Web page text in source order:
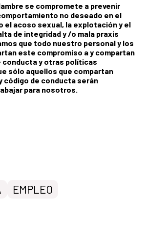
se compromete a prevenir
no deseado en el
el acoso sexual, la explotación y el
de integridad y /o mala praxis
que todo nuestro personal y los
este compromiso a y compartan
conducta y otras políticas
sólo aquellos que compartan
código de conducta serán
para nosotros.
EMPLEO